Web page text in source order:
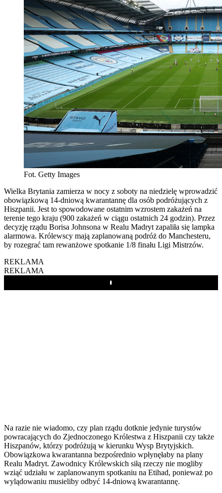
Fot. Getty Images
Wielka Brytania zamierza w nocy z soboty na niedzielę wprowadzić
obowiązkową 14-dniową kwarantannę dla osób podróżujących z
Hiszpanii. Jest to spowodowane ostatnim wzrostem zakażeń na
terenie tego kraju (900 zakażeń w ciągu ostatnich 24 godzin). Przez
decyzję rządu Borisa Johnsona w Realu Madryt zapaliła się lampka
alarmowa. Królewscy mają zaplanowaną podróż do Manchesteru,
by rozegrać tam rewanżowe spotkanie 1/8 finału Ligi Mistrzów.
REKLAMA
REKLAMA
Play
Na razie nie wiadomo, czy plan rządu dotknie jedynie turystów
powracających do Zjednoczonego Królestwa z Hiszpanii czy także
Hiszpanów, którzy podróżują w kierunku Wysp Brytyjskich.
Obowiązkowa kwarantanna bezpośrednio wpłynęłaby na plany
Realu Madryt. Zawodnicy Królewskich siłą rzeczy nie mogliby
wziąć udziału w zaplanowanym spotkaniu na Etihad, ponieważ po
wylądowaniu musieliby odbyć 14-dniową kwarantannę.